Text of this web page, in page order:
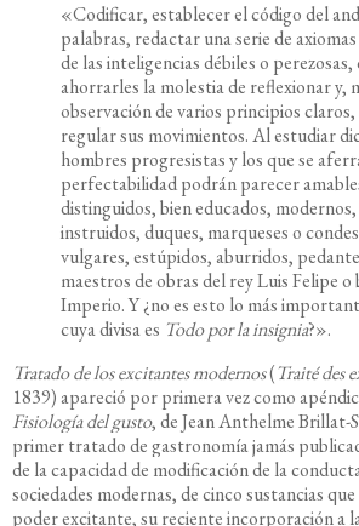
«Codificar, establecer el código del
palabras, redactar una serie de
de las inteligencias débiles o perezosas,
ahorrarles la molestia de reflexionar y,
observación de varios principios
regular sus movimientos. Al estudiar
hombres progresistas y los que se
perfectabilidad podrán parecer
distinguidos, bien educados,
instruidos, duques, marqueses o
vulgares, estúpidos, aburridos,
maestros de obras del rey Luis Felipe o
Imperio. Y ¿no es esto lo más
cuya divisa es Todo por la insignia?».
Tratado de los excitantes modernos(Traité des
1839) apareció por primera vez como
Fisiología del gusto, deJean Anthelme Brillat-
primer tratado de gastronomía jamás
de la capacidad de modificación de la
sociedades modernas, de cinco sustancias
poder excitante, su reciente incorporación a